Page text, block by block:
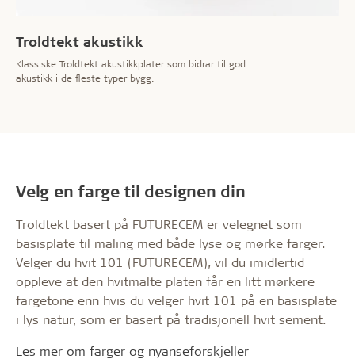
Troldtekt akustikk
Klassiske Troldtekt akustikkplater som bidrar til god
akustikk i de fleste typer bygg.
Velg en farge til designen din
Troldtekt basert på FUTURECEM er velegnet som
basisplate til maling med både lyse og mørke farger.
Velger du hvit 101 (FUTURECEM), vil du imidlertid
oppleve at den hvitmalte platen får en litt mørkere
fargetone enn hvis du velger hvit 101 på en basisplate
i lys natur, som er basert på tradisjonell hvit sement.
Les mer om farger og nyanseforskjeller